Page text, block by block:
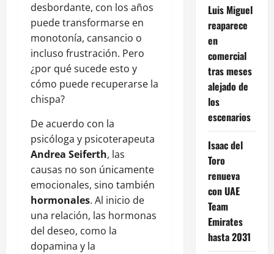
desbordante, con los años
puede transformarse en
monotonía, cansancio o
incluso frustración. Pero
¿por qué sucede esto y
cómo puede recuperarse la
chispa?
De acuerdo con la
psicóloga y psicoterapeuta
Andrea Seiferth, las
causas no son únicamente
emocionales, sino también
hormonales. Al inicio de
una relación, las hormonas
del deseo, como la
dopamina y la
Luis Miguel
reaparece
en
comercial
tras meses
alejado de
los
escenarios
Isaac del
Toro
renueva
con UAE
Team
Emirates
hasta 2031